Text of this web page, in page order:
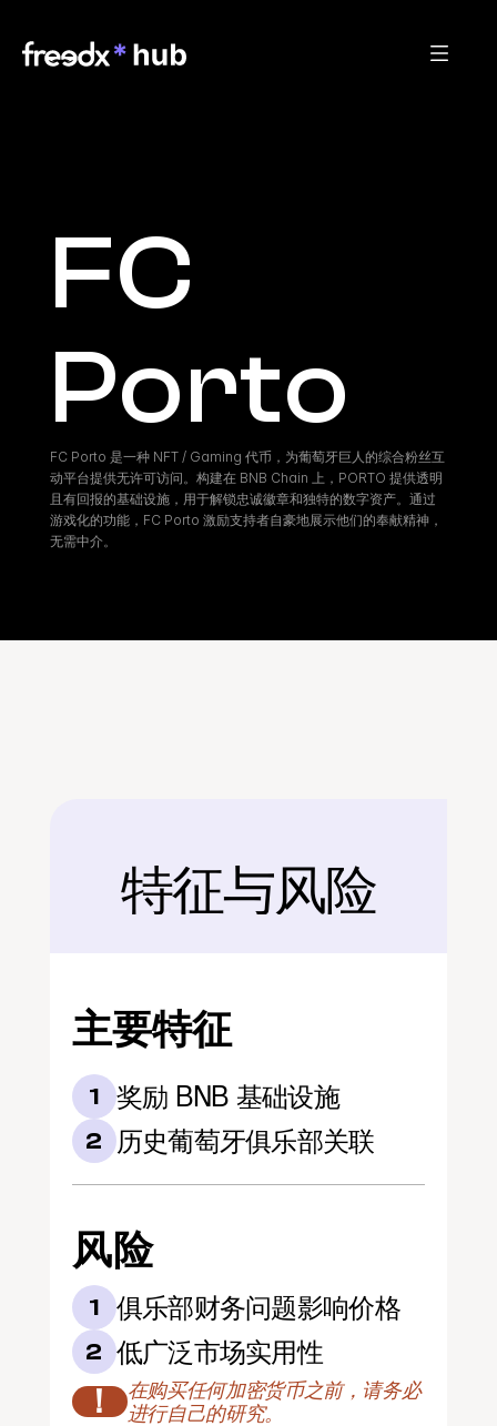
FC
Porto
FC Porto 是一种 NFT / Gaming 代币，为葡萄牙巨人的综合粉丝互
动平台提供无许可访问。构建在 BNB Chain 上，PORTO 提供透明
且有回报的基础设施，用于解锁忠诚徽章和独特的数字资产。通过
游戏化的功能，FC Porto 激励支持者自豪地展示他们的奉献精神，
无需中介。
后面
特征与风险
主要特征
1 奖励 BNB 基础设施
2 历史葡萄牙俱乐部关联
风险
1 俱乐部财务问题影响价格
2 低广泛市场实用性
！
在购买任何加密货币之前，请务必
进行自己的研究。